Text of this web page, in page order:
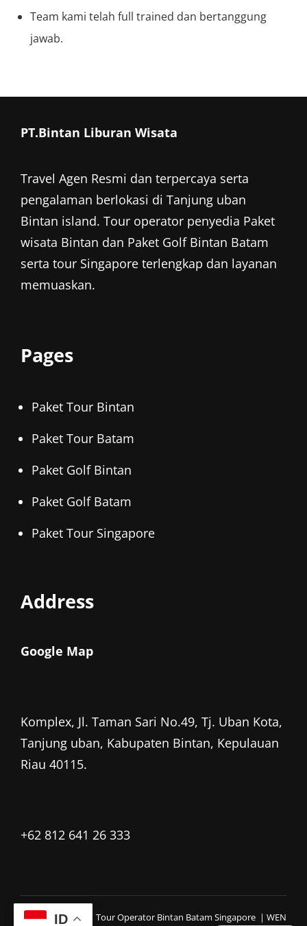
Team kami telah full trained dan bertanggung
jawab.
PT.Bintan Liburan Wisata
Travel Agen Resmi dan terpercaya serta
pengalaman berlokasi di Tanjung uban
Bintan island. Tour operator penyedia Paket
wisata Bintan dan Paket Golf Bintan Batam
serta tour Singapore terlengkap dan layanan
memuaskan.
Pages
Paket Tour Bintan
Paket Tour Batam
Paket Golf Bintan
Paket Golf Batam
Paket Tour Singapore
Address
Google Map
Komplex, Jl. Taman Sari No.49, Tj. Uban Kota,
Tanjung uban, Kabupaten Bintan, Kepulauan
Riau 40115.
+62 812 641 26 333
Copyright © 2026 Tour Operator Bintan Batam Singapore | WEN
ID